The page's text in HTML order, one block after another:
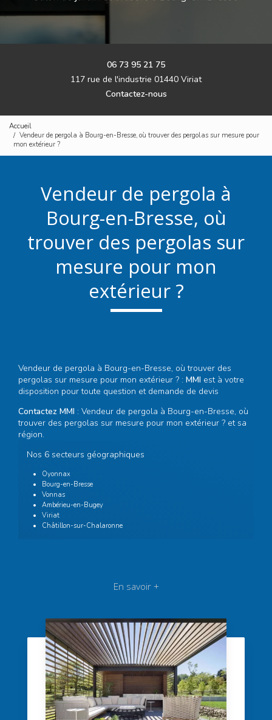
06 73 95 21 75
117 rue de l'industrie 01440 Viriat
Contactez-nous
Accueil
Vendeur de pergola à Bourg-en-Bresse, où trouver des pergolas sur mesure pour
mon extérieur ?
Vendeur de pergola à
Bourg-en-Bresse, où
trouver des pergolas sur
mesure pour mon
extérieur ?
Vendeur de pergola à Bourg-en-Bresse, où trouver des
pergolas sur mesure pour mon extérieur ? : MMI est à votre
disposition pour toute question et demande de devis
Contactez MMI : Vendeur de pergola à Bourg-en-Bresse, où
trouver des pergolas sur mesure pour mon extérieur ? et sa
région.
Nos 6 secteurs géographiques
Oyonnax
Bourg-en-Bresse
Vonnas
Ambérieu-en-Bugey
Viriat
Châtillon-sur-Chalaronne
En savoir +